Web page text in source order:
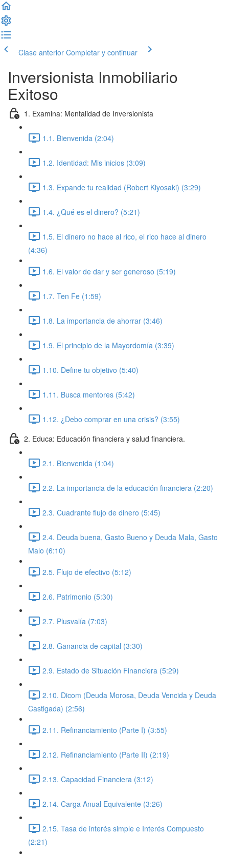
Clase anterior Completar y continuar
Inversionista Inmobiliario
Exitoso
1. Examina: Mentalidad de Inversionista
1.1. Bienvenida (2:04)
1.2. Identidad: Mis inicios (3:09)
1.3. Expande tu realidad (Robert Kiyosaki) (3:29)
1.4. ¿Qué es el dinero? (5:21)
1.5. El dinero no hace al rico, el rico hace al dinero
(4:36)
1.6. El valor de dar y ser generoso (5:19)
1.7. Ten Fe (1:59)
1.8. La importancia de ahorrar (3:46)
1.9. El principio de la Mayordomía (3:39)
1.10. Define tu objetivo (5:40)
1.11. Busca mentores (5:42)
1.12. ¿Debo comprar en una crisis? (3:55)
2. Educa: Educación financiera y salud financiera.
2.1. Bienvenida (1:04)
2.2. La importancia de la educación financiera (2:20)
2.3. Cuadrante flujo de dinero (5:45)
2.4. Deuda buena, Gasto Bueno y Deuda Mala, Gasto
Malo (6:10)
2.5. Flujo de efectivo (5:12)
2.6. Patrimonio (5:30)
2.7. Plusvalía (7:03)
2.8. Ganancia de capital (3:30)
2.9. Estado de Situación Financiera (5:29)
2.10. Dicom (Deuda Morosa, Deuda Vencida y Deuda
Castigada) (2:56)
2.11. Refinanciamiento (Parte I) (3:55)
2.12. Refinanciamiento (Parte II) (2:19)
2.13. Capacidad Financiera (3:12)
2.14. Carga Anual Equivalente (3:26)
2.15. Tasa de interés simple e Interés Compuesto
(2:21)